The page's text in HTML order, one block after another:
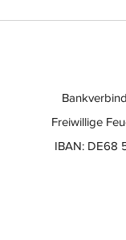
Freiwillige
IBAN: DE68